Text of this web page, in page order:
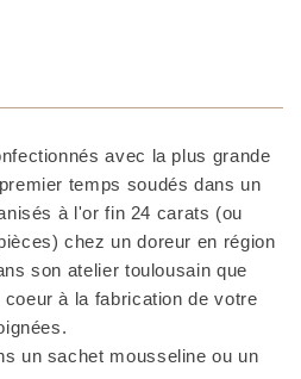
avec la plus grande
temps soudés dans un
à l'or fin 24 carats (ou
chez un doreur en région
son atelier toulousain que
à la fabrication de votre
un sachet mousseline ou un